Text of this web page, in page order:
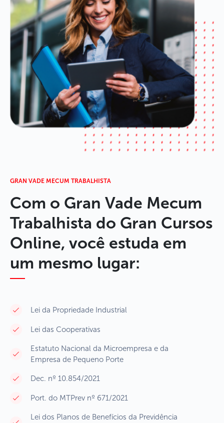
GRAN VADE MECUM TRABALHISTA
Com o Gran Vade Mecum
Trabalhista do Gran Cursos
Online, você estuda em
um mesmo lugar:
Lei da Propriedade Industrial
Lei das Cooperativas
Estatuto Nacional da Microempresa e da
Empresa de Pequeno Porte
Dec. nº 10.854/2021
Port. do MTPrev nº 671/2021
Lei dos Planos de Benefícios da Previdência